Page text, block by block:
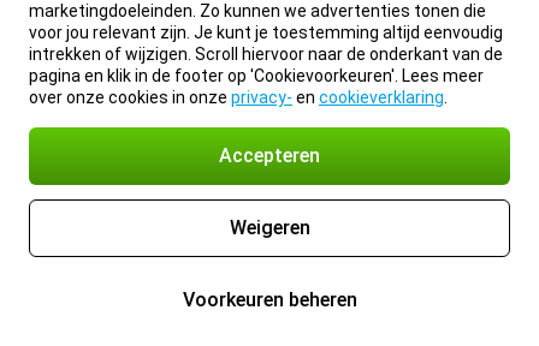
marketingdoeleinden. Zo kunnen we advertenties tonen die
voor jou relevant zijn. Je kunt je toestemming altijd eenvoudig
intrekken of wijzigen. Scroll hiervoor naar de onderkant van de
pagina en klik in de footer op 'Cookievoorkeuren'. Lees meer
over onze cookies in onze privacy- en cookieverklaring
Accepteren
Weigeren
Voorkeuren beheren